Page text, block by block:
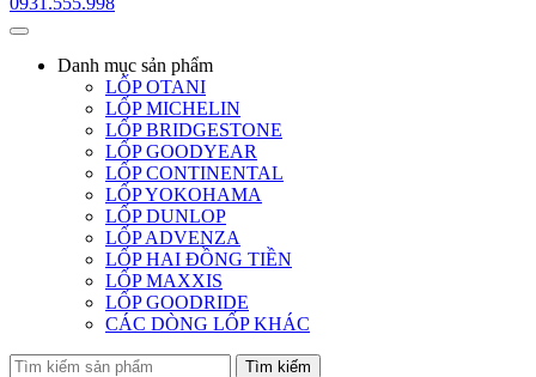
Danh mục sản phẩm
LỐP OTANI
LỐP MICHELIN
LỐP BRIDGESTONE
LỐP GOODYEAR
LỐP CONTINENTAL
LỐP YOKOHAMA
LỐP DUNLOP
LỐP ADVENZA
LỐP HAI ĐỒNG TIỀN
LỐP MAXXIS
LỐP GOODRIDE
CÁC DÒNG LỐP KHÁC
Tìm kiếm